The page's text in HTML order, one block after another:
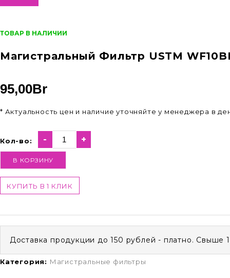
ТОВАР В НАЛИЧИИ
Магистральный Фильтр USTM
95,00Br
* Актуальность цен и наличие уточняйте у менеджера в
Кол-во: - +
В КОРЗИНУ
КУПИТЬ В 1 КЛИК
Доставка продукции до 150 рублей - платно. Свыше
Категория: Магистральные фильтры